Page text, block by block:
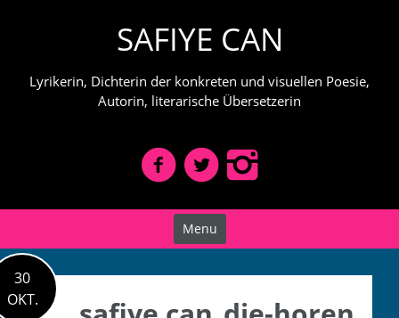
SAFIYE CAN
Lyrikerin, Dichterin der konkreten und visuellen Poesie,
Autorin, literarische Übersetzerin
Menu
30
OKT.